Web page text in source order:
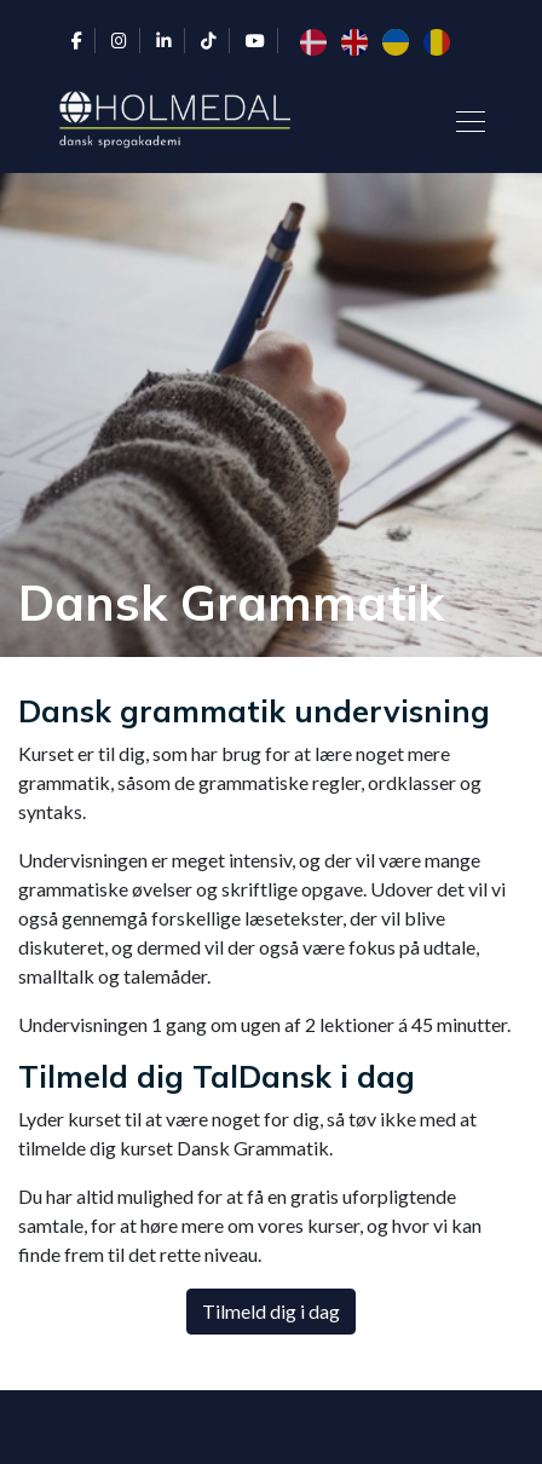
Dansk Grammatik
Dansk grammatik undervisning
Kurset er til dig, som har brug for at lære noget mere
grammatik, såsom de grammatiske regler, ordklasser og
syntaks.
Undervisningen er meget intensiv, og der vil være mange
grammatiske øvelser og skriftlige opgave. Udover det vil vi
også gennemgå forskellige læsetekster, der vil blive
diskuteret, og dermed vil der også være fokus på udtale,
smalltalk og talemåder.
Undervisningen 1 gang om ugen af 2 lektioner á 45 minutter.
Tilmeld dig TalDansk i dag
Lyder kurset til at være noget for dig, så tøv ikke med at
tilmelde dig kurset Dansk Grammatik.
Du har altid mulighed for at få en gratis uforpligtende
samtale, for at høre mere om vores kurser, og hvor vi kan
finde frem til det rette niveau.
Tilmeld dig i dag